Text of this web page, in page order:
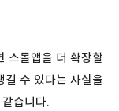
스몰앱을 더 확장할
길 수 있다는 사실을
습니다.